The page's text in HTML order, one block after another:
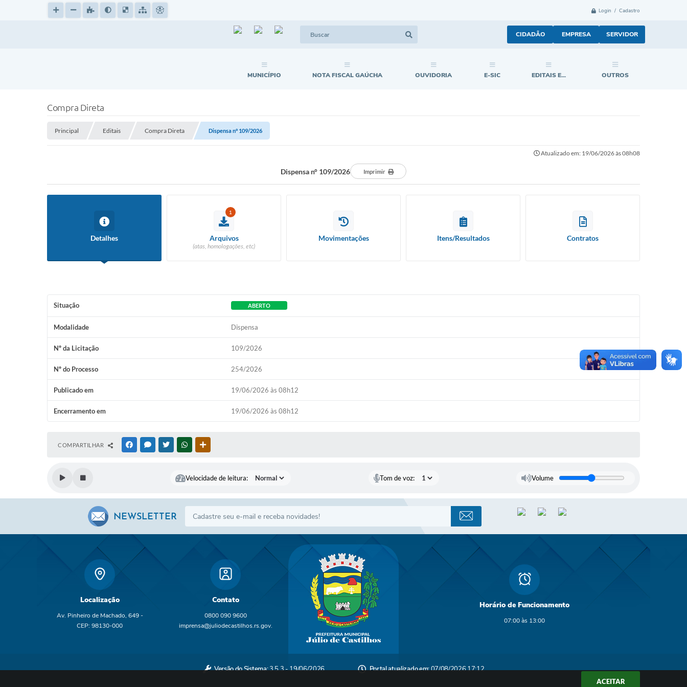
ACEITAR
Login / Cadastro
CIDADÃO EMPRESA SERVIDOR
MUNICÍPIO NOTA FISCAL GAÚCHA OUVIDORIA E-SIC EDITAIS E... OUTROS
Compra Direta
Principal Editais Compra Direta Dispensa n° 109/2026
Atualizado em: 19/06/2026 às 08h08
Dispensa n° 109/2026 Imprimir
Detalhes
1
Arquivos
(atas, homologações, etc)
Movimentações Itens/Resultados Contratos
Situação ABERTO
Modalidade Dispensa
Nº da Licitação 109/2026
Nº do Processo 254/2026
Publicado em 19/06/2026 às 08h12
Encerramento em 19/06/2026 às 08h12
COMPARTILHAR FACEBOOKMESSENGER
TWITTERWHATSAPP
Velocidade de leitura: Tom de voz: Volume
NEWSLETTER
Localização
Av. Pinheiro de Machado, 649 -
CEP: 98130-000
Contato
0800 090 9600
imprensa@juliodecastilhos.rs.gov.
Horário de Funcionamento
07:00 às 13:00
Versão do Sistema:3.5.3 - 19/06/2026 Portal atualizado em:07/08/2026 17:12